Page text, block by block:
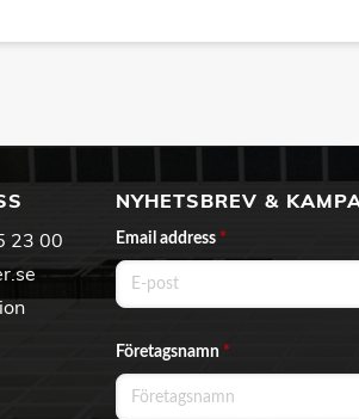
23 00
NYHETSBREV &
Email address *
Företagsnamn *